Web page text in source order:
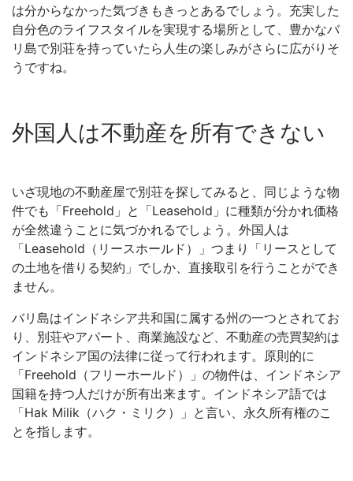
は分からなかった気づきもきっとあるでしょう。充実した
自分色のライフスタイルを実現する場所として、豊かなバ
リ島で別荘を持っていたら人生の楽しみがさらに広がりそ
うですね。
外国人は不動産を所有できない
いざ現地の不動産屋で別荘を探してみると、同じような物
件でも「Freehold」と「Leasehold」に種類が分かれ価格
が全然違うことに気づかれるでしょう。外国人は
「Leasehold（リースホールド）」つまり「リースとして
の土地を借りる契約」でしか、直接取引を行うことができ
ません。
バリ島はインドネシア共和国に属する州の一つとされてお
り、別荘やアパート、商業施設など、不動産の売買契約は
インドネシア国の法律に従って行われます。原則的に
「Freehold（フリーホールド）」の物件は、インドネシア
国籍を持つ人だけが所有出来ます。インドネシア語では
「Hak Milik（ハク・ミリク）」と言い、永久所有権のこ
とを指します。